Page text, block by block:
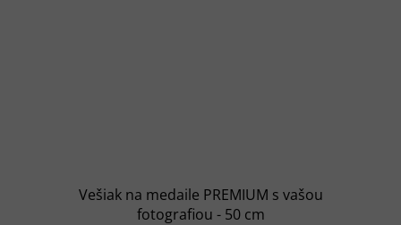
Vešiak na medaile PREMIUM s vašou
fotografiou - 50 cm